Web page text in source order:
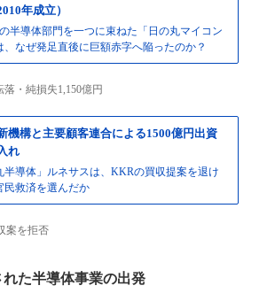
年成立）
半導体部門を一つに束ねた「日の丸マイコン
、なぜ発足直後に巨額赤字へ陥ったのか？
落・純損失1,150億円
機構と主要顧客連合による1500億円出資
れ
半導体」ルネサスは、KKRの買収提案を退け
民救済を選んだか
案を拒否
た半導体事業の出発